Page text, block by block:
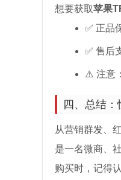
想要获取苹果
✅ 正品
✅ 售后
⚠️ 注意：
四、总结：
从营销群发、
是一名微商、
购买时，记得